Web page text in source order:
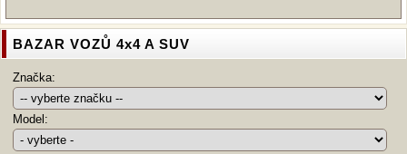
BAZAR VOZŮ 4x4 A SUV
Značka:
Model: